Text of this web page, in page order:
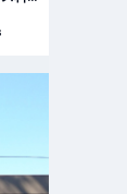
ア
セッ
|ガジ